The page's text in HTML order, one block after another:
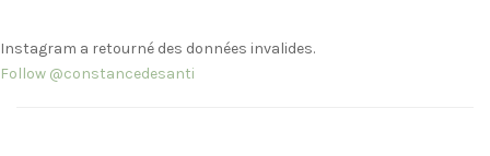
Instagram a retourné des données invalides.
Follow @constancedesanti